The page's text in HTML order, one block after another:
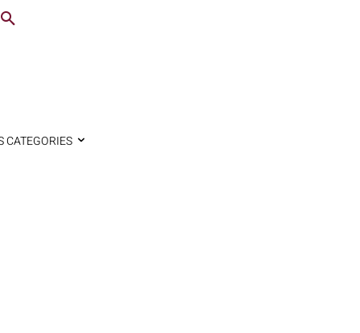
CATEGORIES